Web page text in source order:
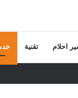
احلام تقنية